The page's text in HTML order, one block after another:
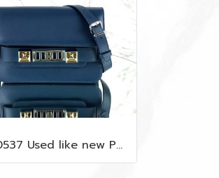
MP-10537 Used like new Proenza PS11 Mini